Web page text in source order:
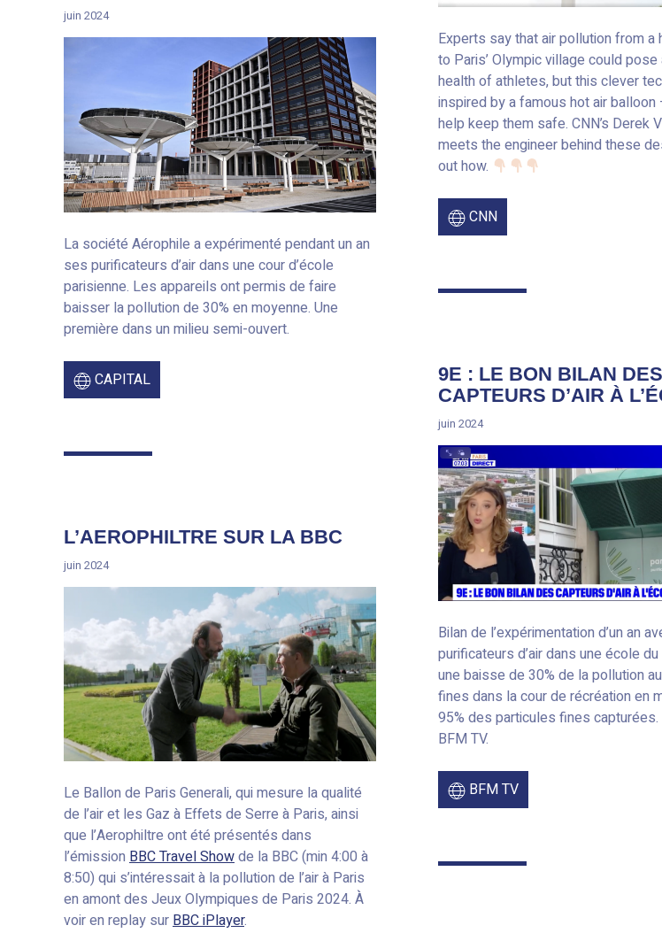
Experts say that air pollution from a
to Paris’ Olympic village could
health of athletes, but this clever
inspired by a famous hot air
help keep them safe. CNN’s Derek
meets the engineer behind these
out how.
CNN
juin 2024
La société Aérophile a expérimenté pendant un an
ses purificateurs d’air dans une cour d’école
parisienne. Les appareils ont permis de faire
baisser la pollution de 30% en moyenne. Une
première dans un milieu semi-ouvert.
CAPITAL
9E : LE BON BILAN DES
CAPTEURS D’AIR À
juin 2024
Bilan de l’expérimentation d’un an
purificateurs d’air dans une école
une baisse de 30% de la pollution
fines dans la cour de récréation en
95% des particules fines
BFM TV.
BFM TV
L’AEROPHILTRE SUR LA BBC
juin 2024
Le Ballon de Paris Generali, qui mesure la qualité
de l’air et les Gaz à Effets de Serre à Paris, ainsi
que l’Aerophiltre ont été présentés dans
l’émission BBC Travel Showde la BBC (min 4:00 à
8:50) qui s’intéressait à la pollution de l’air à Paris
en amont des Jeux Olympiques de Paris 2024. À
voir en replay surBBC iPlayer.